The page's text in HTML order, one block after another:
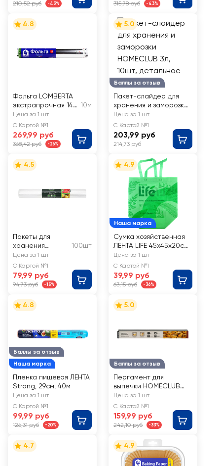
210,52 руб -43% 315,78 руб -43%
4.8
Фольга LOMBERTA
экстрапрочная 14
мкм, Арт. 721109
10м
Цена за 1 шт
С Картой №1
269,99 руб
368,42 руб -26%
Баллы за отзыв
5.0
Пакет-слайдер для
хранения и заморозки
HOMECLUB 3л, 10шт
Цена за 1 шт
С Картой №1
203,99 руб
214,73 руб
4.5
Пакеты для
хранения
MASTER FRESH
7мкм
100шт
Цена за 1 шт
С Картой №1
79,99 руб
94,73 руб -15%
Наша марка
4.9
Сумка хозяйственная
ЛЕНТА LIFE 45x45x20см
зеленая, спанбонд,
Арт. 45-20ЛLЗ
Цена за 1 шт
С Картой №1
39,99 руб
63,15 руб -36%
Баллы за отзыв
Наша марка
4.8
Пленка пищевая ЛЕНТА
Strong, 29см, 40м
Цена за 1 шт
С Картой №1
99,99 руб
126,31 руб -20%
Баллы за отзыв
5.0
Пергамент для
выпечки HOMECLUB
Макс
силиконизированный,
антипригарное
покрытие,
двусторонний, 38см,
10м
Цена за 1 шт
С Картой №1
159,99 руб
242,10 руб -33%
4.7 4.9